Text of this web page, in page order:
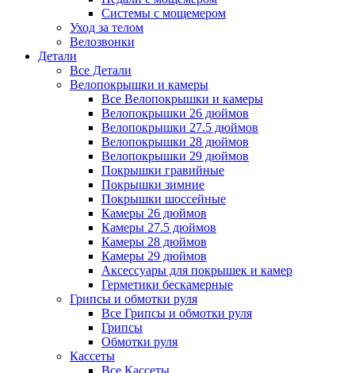
Системы с мощемером
Уход за телом
Велозвонки
Детали
Все Детали
Велопокрышки и камеры
Все Велопокрышки и камеры
Велопокрышки 26 дюймов
Велопокрышки 27.5 дюймов
Велопокрышки 28 дюймов
Велопокрышки 29 дюймов
Покрышки гравийные
Покрышки зимние
Покрышки шоссейные
Камеры 26 дюймов
Камеры 27.5 дюймов
Камеры 28 дюймов
Камеры 29 дюймов
Аксессуары для покрышек и камер
Герметики бескамерные
Грипсы и обмотки руля
Все Грипсы и обмотки руля
Грипсы
Обмотки руля
Кассеты
Все Кассеты